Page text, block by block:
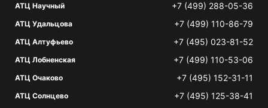
АТЦ Научный +7 (499) 288-05-36
АТЦ Удальцова +7 (499) 110-86-79
АТЦ Алтуфьево +7 (495) 023-81-52
АТЦ Лобненская +7 (499) 110-53-06
АТЦ Очаково +7 (495) 152-31-11
АТЦ Солнцево +7 (495) 125-38-41